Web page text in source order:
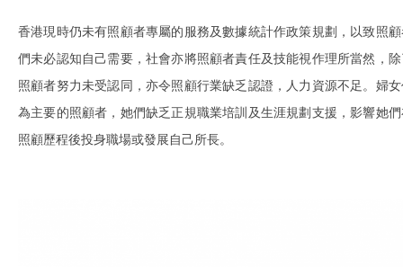
香港現時仍未有照顧者專屬的服務及數據統計作政策規劃，以致照
們未必認知自己需要，社會亦將照顧者責任及技能視作理所當然，
照顧者努力未受認同，亦令照顧行業缺乏認證，人力資源不足。婦
為主要的照顧者，她們缺乏正規職業培訓及生涯規劃支援，影響她
照顧歷程後投身職場或發展自己所長。